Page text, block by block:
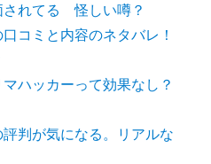
されてる 怪しい噂？
コミと内容のネタバレ！
ハッカーって効果なし？
判が気になる。リアルな